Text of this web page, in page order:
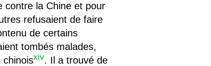
contre la Chine et pour
refusaient de faire
de certains
tombés malades,
xiv. Il a trouvé de